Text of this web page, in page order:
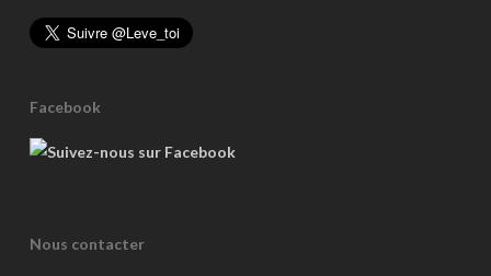
Facebook
Nous contacter